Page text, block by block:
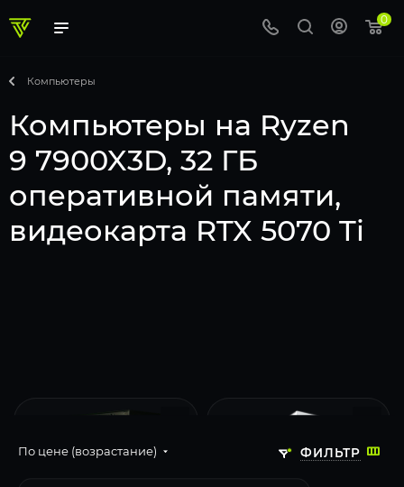
0
Компьютеры
Компьютеры на Ryzen
9 7900X3D, 32 ГБ
оперативной памяти,
видеокарта RTX 5070 Ti
ФИЛЬТР
По цене (возрастание)